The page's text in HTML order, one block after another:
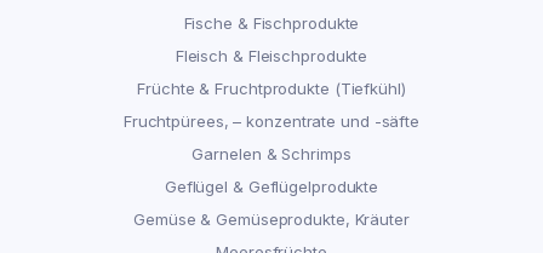
Fische & Fischprodukte
Fleisch & Fleischprodukte
Früchte & Fruchtprodukte (Tiefkühl)
Fruchtpürees, – konzentrate und -säfte
Garnelen & Schrimps
Geflügel & Geflügelprodukte
Gemüse & Gemüseprodukte, Kräuter